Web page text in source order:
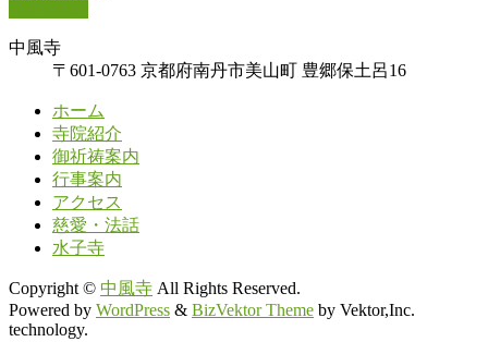
中風寺
〒601-0763 京都府南丹市美山町 豊郷保土呂16
ホーム
寺院紹介
御祈祷案内
行事案内
アクセス
慈愛・法話
水子寺
Copyright © 中風寺 All Rights Reserved.
Powered by WordPress & BizVektor Theme by Vektor,Inc.
technology.